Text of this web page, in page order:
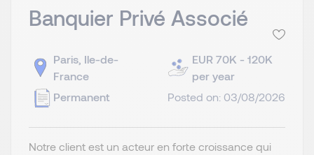
Banquier Privé Associé
Paris, Ile-de-
France
Permanent
EUR 70K - 120K
per year
Posted on: 03/08/2026
Notre client est un acteur en forte croissance qui